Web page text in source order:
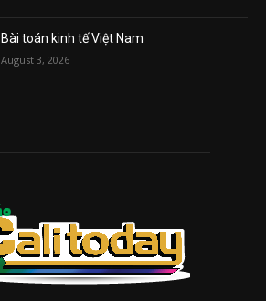
Bài toán kinh tế Việt Nam
August 3, 2026